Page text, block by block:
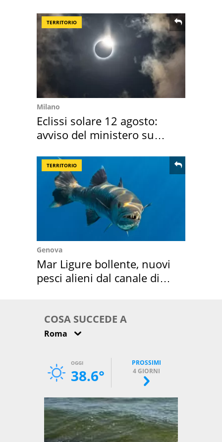
TERRITORIO
Milano
Eclissi solare 12 agosto:
avviso del ministero su
TERRITORIO
Genova
Mar Ligure bollente, nuovi
pesci alieni dal canale di